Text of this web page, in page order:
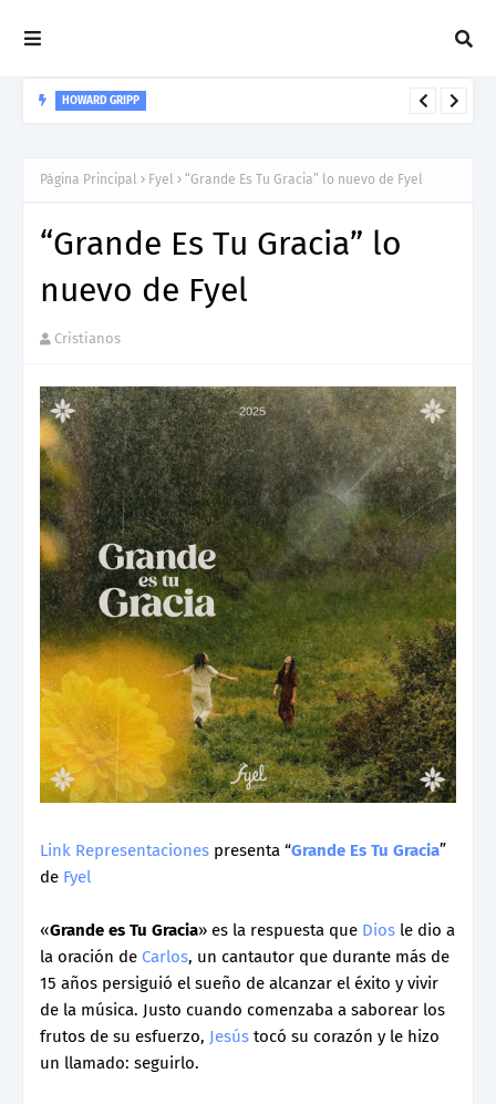
HOWARD GRIPP
Página Principal Fyel “Grande Es Tu Gracia” lo nuevo de Fyel
“Grande Es Tu Gracia” lo
nuevo de Fyel
Cristianos
Link Representaciones presenta “Grande Es Tu Gracia”
de Fyel
«Grande es Tu Gracia» es la respuesta que Dios le dio a
la oración de Carlos, un cantautor que durante más de
15 años persiguió el sueño de alcanzar el éxito y vivir
de la música. Justo cuando comenzaba a saborear los
frutos de su esfuerzo, Jesús tocó su corazón y le hizo
un llamado: seguirlo.